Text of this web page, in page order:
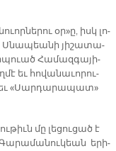
օր»ը, իսկ լո­
Սնա­պեա­նի յի­շա­տա­
Հա­մազ­գա­յի­
եւ հո­վա­նա­ւո­րու­
եւ «Սար­դա­րա­պատ»
մը լե­ցու­ցած է
Գա­րա­մա­նու­կեան ե­րի­